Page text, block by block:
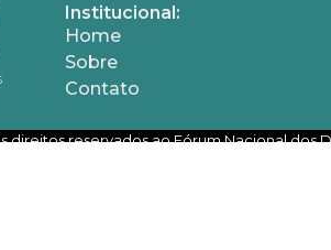
Institucional:
Home
Sobre
Contato
direitos reservados ao Fórum Nacional dos